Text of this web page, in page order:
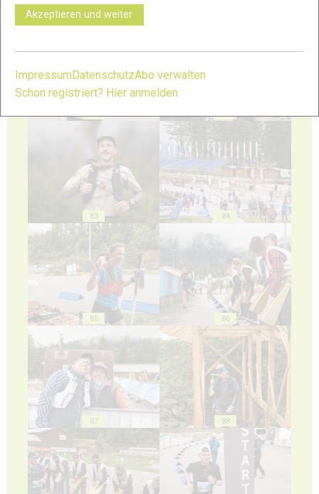
79
83 84
85 86
87 88
Akzeptieren und weiter
Impressum DatenschutzAbo verwalten
Schon registriert? Hier anmelden